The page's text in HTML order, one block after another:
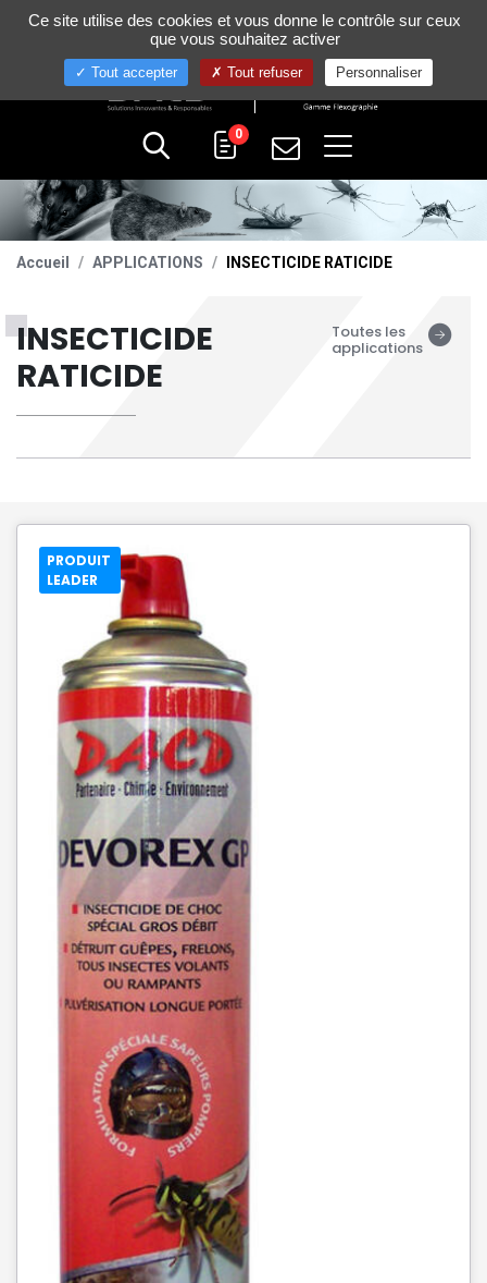
+33 (0)4 75 58 80 10
0
Accueil APPLICATIONS INSECTICIDE RATICIDE
INSECTICIDE
RATICIDE
Toutes les
applications
PRODUIT
LEADER
Gestion de vos préférences sur les cookies
Ce site utilise des cookies et vous donne le contrôle sur ceux
que vous souhaitez activer
Tout accepter Tout refuser Personnaliser